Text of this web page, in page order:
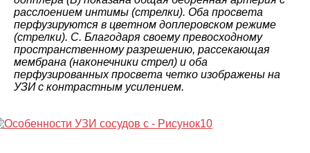
расслоением интимы (стрелки). Оба просвета
перфузируются в цветном доплеровском режиме
(стрелки). C. Благодаря своему превосходному
пространственному разрешению, рассекающая
мембрана (наконечники стрел) и оба
перфузированных просвета четко изображены на
УЗИ с контрастным усилением.